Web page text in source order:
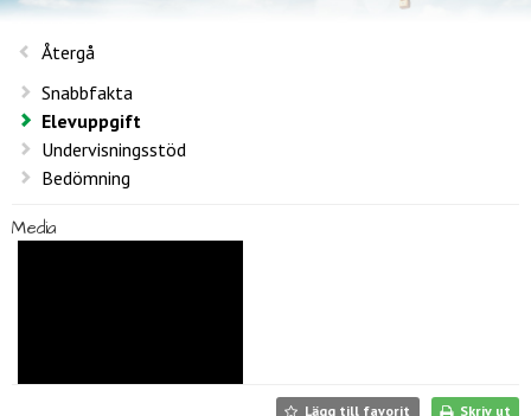
Återgå
Snabbfakta
Elevuppgift
Undervisningsstöd
Bedömning
Media
Lägg till favorit Skriv ut